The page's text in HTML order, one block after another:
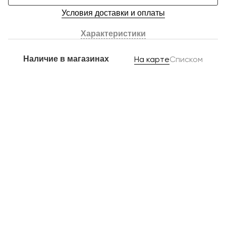
Условия доставки и оплаты
Характеристики
Наличие в магазинах На картеСписком